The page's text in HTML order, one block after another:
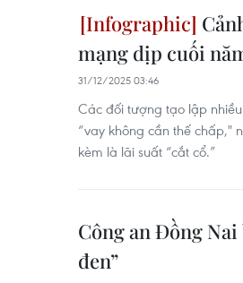
mạng dịp cuối
31/12/2025 03:46
Các đối tượng tạo lập
“vay không cần thế chấp,"
kèm là lãi suất “cắt cổ.”
Công an Đồng
đen”